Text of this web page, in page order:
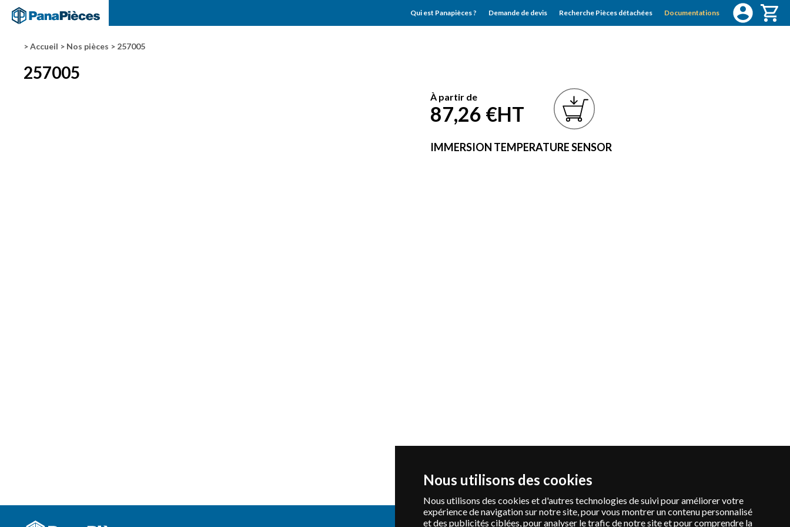
Nous utilisons des cookies
Nous utilisons des cookies et d'autres technologies de suivi pour améliorer votre
expérience de navigation sur notre site, pour vous montrer un contenu personnalisé
et des publicités ciblées, pour analyser le trafic de notre site et pour comprendre la
Qui est Panapièces ? Demande de devis Recherche Pièces détachées Documentations
> Accueil > Nos pièces > 257005
257005
À partir de
87,26 €HT
IMMERSION TEMPERATURE SENSOR